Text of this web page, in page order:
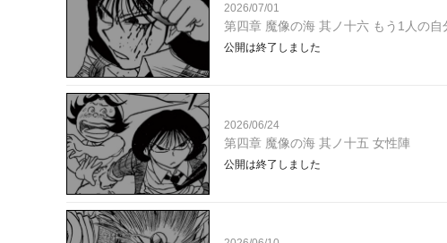
2026/07/01
第四章 魔像の海 其ノ十六 もう1人の自
公開は終了しました
2026/06/24
第四章 魔像の海 其ノ十五 女性陣
公開は終了しました